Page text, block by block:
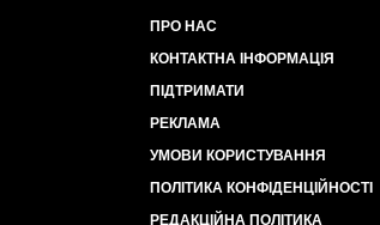
ПРО НАС
КОНТАКТНА ІНФОРМАЦІЯ
ПІДТРИМАТИ
РЕКЛАМА
УМОВИ КОРИСТУВАННЯ
ПОЛІТИКА КОНФІДЕНЦІЙНОСТІ
РЕДАКЦІЙНА ПОЛІТИКА